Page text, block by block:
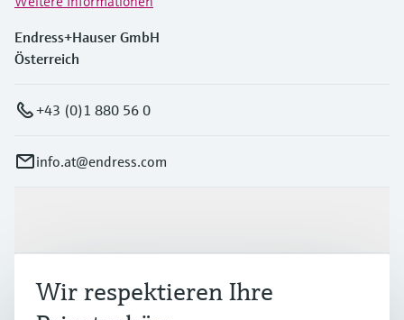
Endress+Hauser GmbH
Österreich
+43 (0)1 880 56 0
info.at@endress.com
Branchen
Wir respektieren Ihre